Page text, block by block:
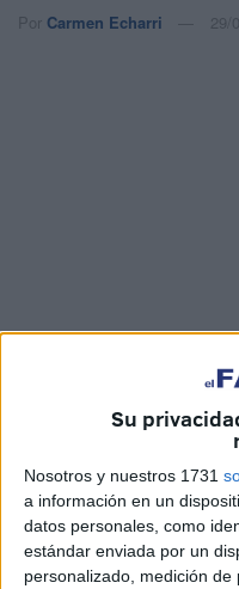
Su
Nosotros y nuestros 1731
a información en un
datos personales, como
estándar enviada por un
personalizado, medición de
Por Carmen Echarri
Imágenes: Cristian Marfil
Agentes del Servicio
Ceuta han rescatado en
inmigrante marroquí,